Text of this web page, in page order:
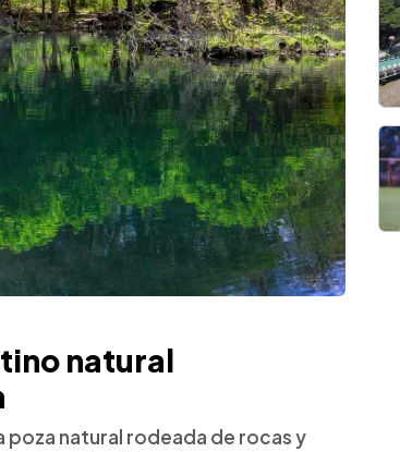
natural
poza natural rodeada de rocas y